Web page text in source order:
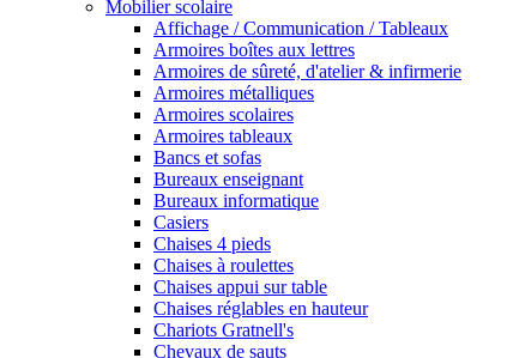
Mobilier scolaire
Affichage / Communication / Tableaux
Armoires boîtes aux lettres
Armoires de sûreté, d'atelier & infirmerie
Armoires métalliques
Armoires scolaires
Armoires tableaux
Bancs et sofas
Bureaux enseignant
Bureaux informatique
Casiers
Chaises 4 pieds
Chaises à roulettes
Chaises appui sur table
Chaises réglables en hauteur
Chariots Gratnell's
Chevaux de sauts